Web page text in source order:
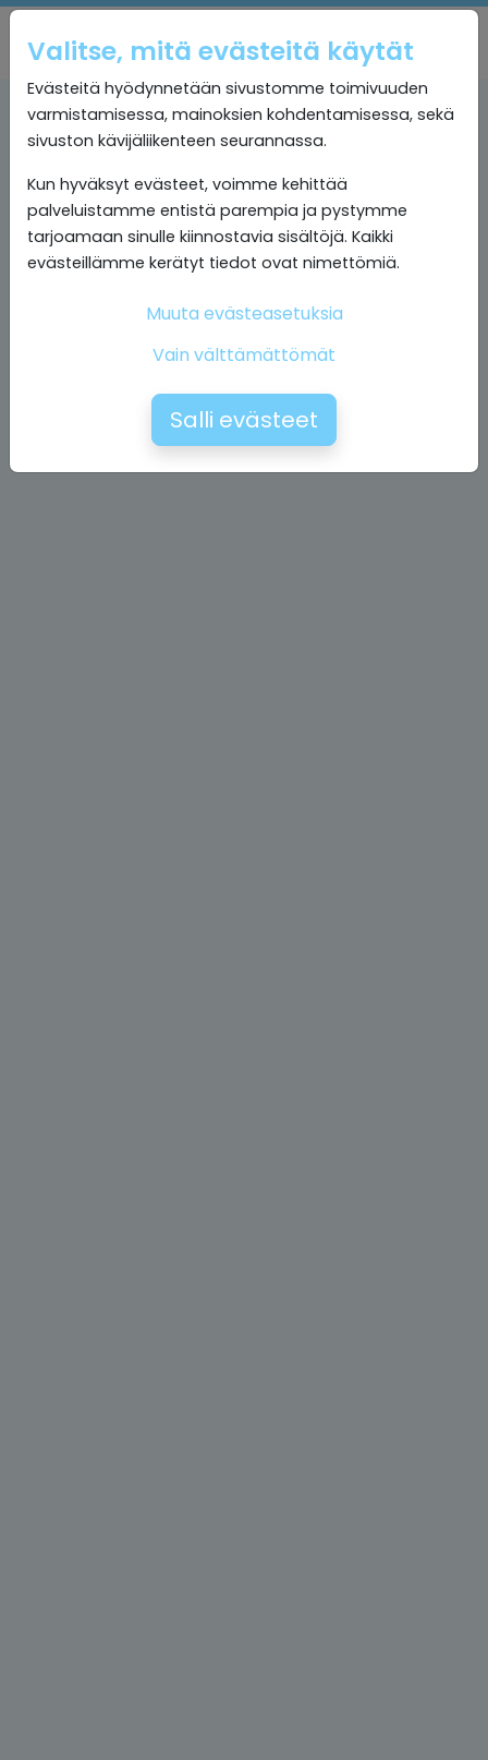
Valitse, mitä evästeitä käytät
Evästeitä hyödynnetään sivustomme toimivuuden
varmistamisessa, mainoksien kohdentamisessa, sekä
sivuston kävijäliikenteen seurannassa.
Kun hyväksyt evästeet, voimme kehittää
palveluistamme entistä parempia ja pystymme
tarjoamaan sinulle kiinnostavia sisältöjä. Kaikki
evästeillämme kerätyt tiedot ovat nimettömiä.
Muuta evästeasetuksia
Vain välttämättömät
Salli evästeet